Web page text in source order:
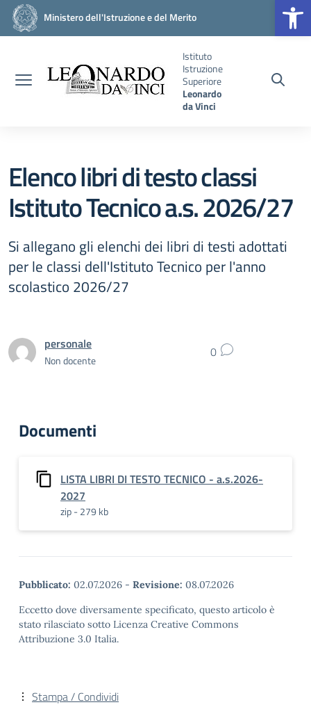
Vai ai contenuti
Vai al menu di navigazione
Vai al footer
Ministero dell'Istruzione e del Merito
Istituto
Istruzione
Superiore
Leonardo
da Vinci
Elenco libri di testo classi
Istituto Tecnico a.s. 2026/27
Si allegano gli elenchi dei libri di testi adottati
per le classi dell'Istituto Tecnico per l'anno
scolastico 2026/27
personale
Non docente 0
Documenti
LISTA LIBRI DI TESTO TECNICO - a.s.2026-
2027
zip - 279 kb
Pubblicato: 02.07.2026 - Revisione: 08.07.2026
Eccetto dove diversamente specificato, questo articolo è
stato rilasciato sotto Licenza Creative Commons
Attribuzione 3.0 Italia.
Stampa / Condividi